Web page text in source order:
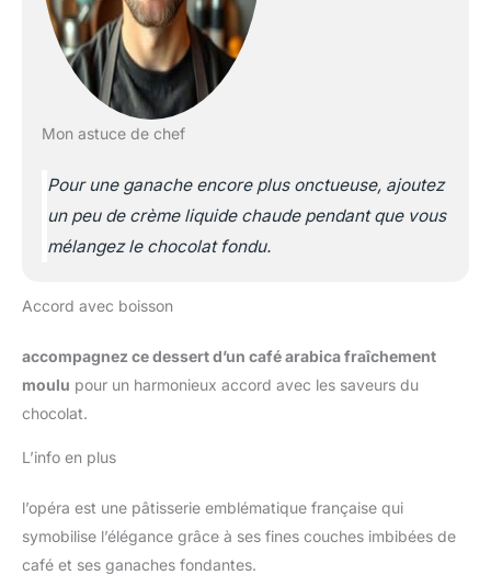
Mon astuce de chef
Pour une ganache encore plus onctueuse, ajoutez
un peu de crème liquide chaude pendant que vous
mélangez le chocolat fondu.
Accord avec boisson
accompagnez ce dessert d’un café arabica fraîchement
moulu pour un harmonieux accord avec les saveurs du
chocolat.
L’info en plus
l’opéra est une pâtisserie emblématique française qui
symobilise l’élégance grâce à ses fines couches imbibées de
café et ses ganaches fondantes.